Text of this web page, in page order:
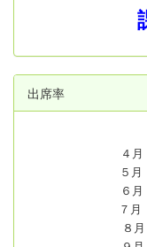
出席率
４
５
６
７